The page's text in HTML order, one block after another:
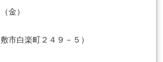
金）
白楽町２４９－５）